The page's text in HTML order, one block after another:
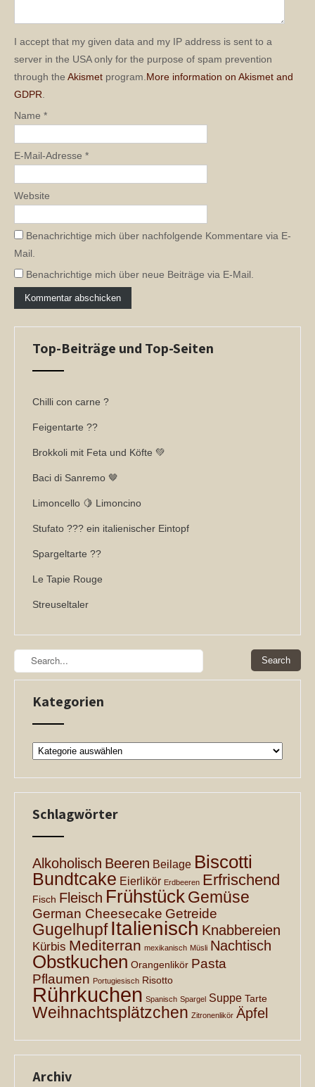
I accept that my given data and my IP address is sent to a
server in the USA only for the purpose of spam prevention
through the Akismet program. More information on Akismet and
GDPR
Name *
E-Mail-Adresse *
Website
Benachrichtige mich über nachfolgende Kommentare via E-
Mail.
Benachrichtige mich über neue Beiträge via E-Mail.
Top-Beiträge und Top-Seiten
Chilli con carne ?
Feigentarte ??
Brokkoli mit Feta und Köfte 💚
Baci di Sanremo 🤎
Limoncello 🍋 Limoncino
Stufato ??? ein italienischer Eintopf
Spargeltarte ??
Le Tapie Rouge
Streuseltaler
Kategorien
Kategorien
Schlagwörter
Alkoholisch Beeren Beilage Biscotti
Bundtcake Eierlikör Erdbeeren Erfrischend
Fisch Fleisch Frühstück Gemüse
German Cheesecake Getreide
Gugelhupf Italienisch Knabbereien
Kürbis Mediterran mexikanisch Müsli Nachtisch
Obstkuchen Orangenlikör Pasta
Pflaumen Portugiesisch Risotto
Rührkuchen Spanisch Spargel Suppe Tarte
Weihnachtsplätzchen Zitronenlikör Äpfel
Archiv